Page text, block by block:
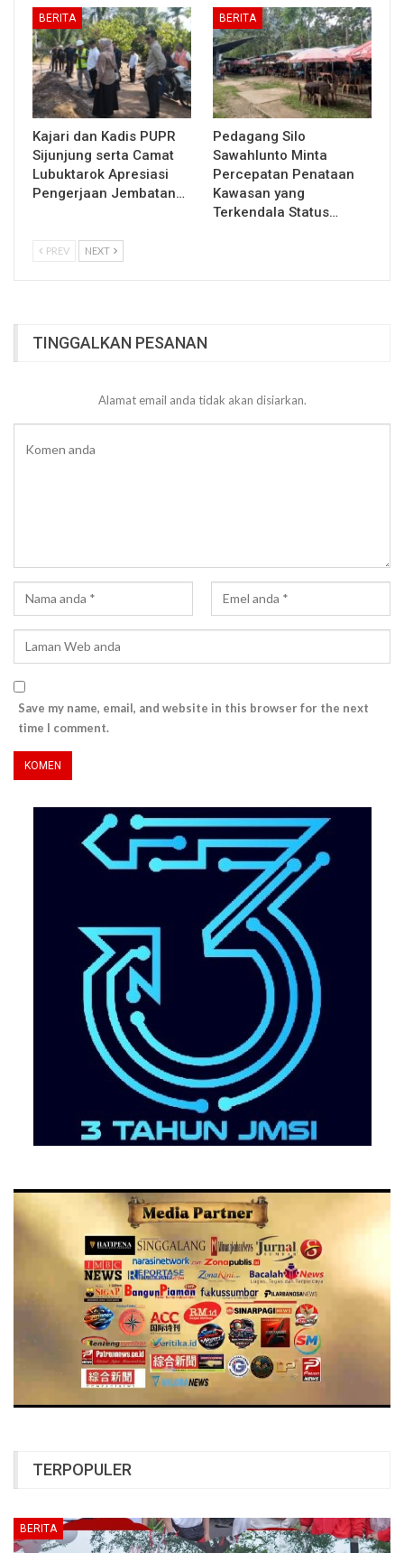
BERITA
Kajari dan Kadis PUPR
Sijunjung serta Camat
Lubuktarok Apresiasi
Pengerjaan Jembatan…
BERITA
Pedagang Silo
Sawahlunto Minta
Percepatan Penataan
Kawasan yang
Terkendala Status…
PREV NEXT
TINGGALKAN PESANAN
Alamat email anda tidak akan disiarkan.
Save my name, email, and website in this browser for the next
time I comment.
TERPOPULER
BERITA